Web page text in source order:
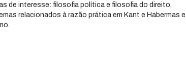
de interesse: filosofia política e filosofia do direito,
relacionados à razão prática em Kant e Habermas e